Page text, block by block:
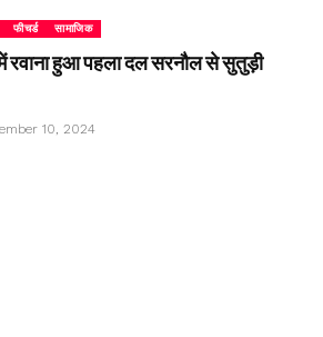
फीचर्ड सामाजिक
रवाना हुआ पहला दल सरनौल से सुतुड़ी
10, 2024